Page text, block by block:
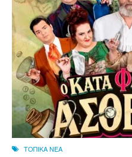
ΤΟΠΙΚΑ ΝΕΑ